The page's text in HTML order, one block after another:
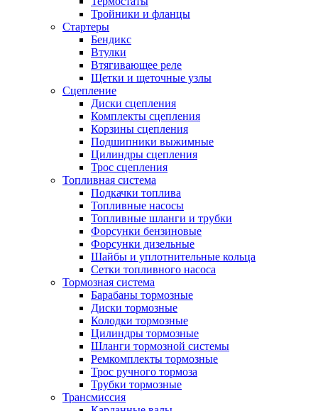
Тройники и фланцы
Стартеры
Бендикс
Втулки
Втягивающее реле
Щетки и щеточные узлы
Сцепление
Диски сцепления
Комплекты сцепления
Корзины сцепления
Подшипники выжимные
Цилиндры сцепления
Трос сцепления
Топливная система
Подкачки топлива
Топливные насосы
Топливные шланги и трубки
Форсунки бензиновые
Форсунки дизельные
Шайбы и уплотнительные кольца
Сетки топливного насоса
Тормозная система
Барабаны тормозные
Диски тормозные
Колодки тормозные
Цилиндры тормозные
Шланги тормозной системы
Ремкомплекты тормозные
Трос ручного тормоза
Трубки тормозные
Трансмиссия